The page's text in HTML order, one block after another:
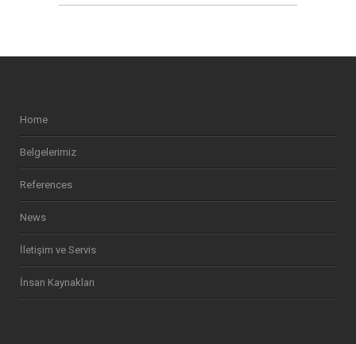
Home
Belgelerimiz
References
News
İletişim ve Servis
İnsan Kaynakları